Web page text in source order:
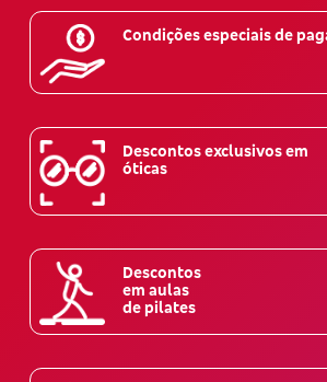
Condições especiais de
Descontos exclusivos em
óticas
Descontos
em aulas
de pilates